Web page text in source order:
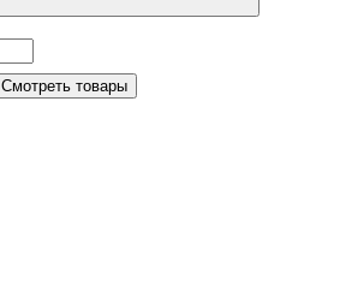
Смотреть товары